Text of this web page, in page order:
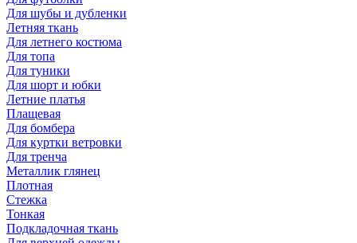
Для шубы и дубленки
Летняя ткань
Для летнего костюма
Для топа
Для туники
Для шорт и юбки
Летние платья
Плащевая
Для бомбера
Для куртки ветровки
Для тренча
Металлик глянец
Плотная
Стежка
Тонкая
Подкладочная ткань